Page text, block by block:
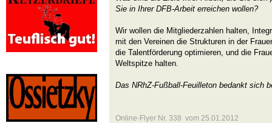
Sie in Ihrer DFB-Arbeit erreichen wollen?
Wir wollen die Mitgliederzahlen halten,
mit den Vereinen die Strukturen in der
die Talentförderung optimieren, und die
Weltspitze halten.
Das NRhZ-Fußball-Feuilleton bedankt sich
Online-Flyer Nr. 338 vom 25.01.2012